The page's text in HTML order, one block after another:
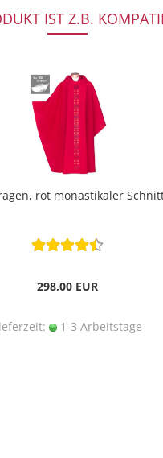
IST Z.B.
rot monastikaler
298,00 EUR
1-3 Arbeitstage